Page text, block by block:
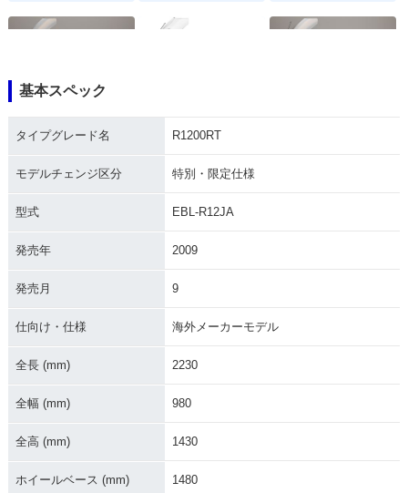
特別・限定仕様
フルモデルチェンジ
0周年Special Editio
2010年 R1200RT・
2009年 R1200RT・
基本スペック
タイプグレード名 R1200RT
モデルチェンジ区分 特別・限定仕様
型式 EBL-R12JA
発売年 2009
発売月 9
仕向け・仕様 海外メーカーモデル
全長 (mm) 2230
全幅 (mm) 980
全高 (mm) 1430
ホイールベース (mm) 1480